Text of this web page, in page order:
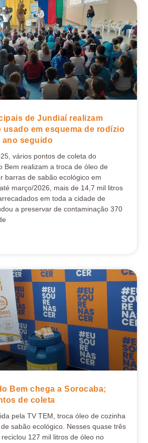
de Jundiaí realizam
usado em esquema de rodízio
ano seguido
vários pontos de coleta do
Bem realizam a troca de óleo de
barras de sabão ecológico em
março/2026, mais de 14,7 mil litros
em toda a cidade de
a preservar de contaminação 370
Bem chega a Sorocaba;
de coleta
pela TV TEM, troca óleo de cozinha
sabão ecológico. Nesses quase três
127 mil litros de óleo no